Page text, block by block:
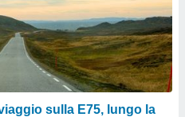
sulla E75, lungo la